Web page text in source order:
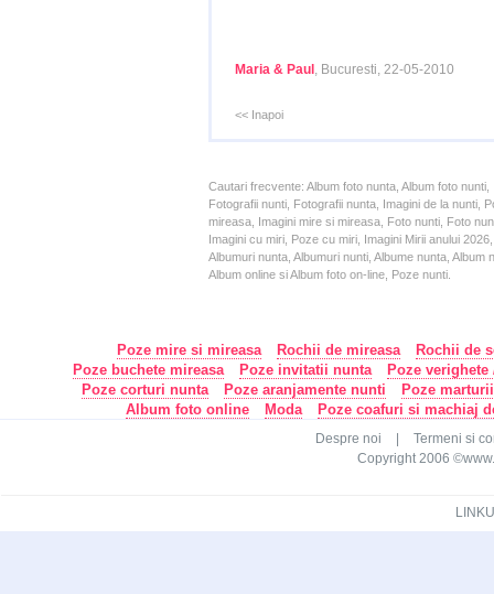
Maria & Paul , Bucuresti, 22-05-2010
<< Inapoi
Cautari frecvente: Album foto nunta, Album foto
Fotografii nunti, Fotografii nunta, Imagini de la nunti,
mireasa, Imagini mire si mireasa, Foto nunti, Foto
Imagini cu miri, Poze cu miri, Imagini Mirii anului
Albumuri nunta, Albumuri nunti, Albume nunta,
Album online si Album foto on-line, Poze nunti.
Poze mire si mireasa Rochii de mireasa
Rochii de
Poze buchete mireasa
Poze invitatii nunta
Poze
Poze corturi nunta
Poze aranjamente nunti
Poze
Album foto online
Moda Poze coafuri si machiaj
Despre noi
Termeni si
Copyright 2006